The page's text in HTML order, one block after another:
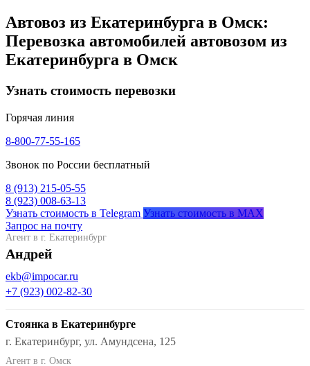
Автовоз из Екатеринбурга в Омск:
Перевозка автомобилей автовозом из
Екатеринбурга в Омск
Узнать стоимость перевозки
Горячая линия
8-800-77-55-165
Звонок по России бесплатный
8 (913) 215-05-55
8 (923) 008-63-13
Узнать стоимость в Telegram Узнать стоимость в MAX
Запрос на почту
Агент в г. Екатеринбург
Андрей
ekb@impocar.ru
+7 (923) 002-82-30
Стоянка в Екатеринбурге
г. Екатеринбург, ул. Амундсена, 125
Агент в г. Омск